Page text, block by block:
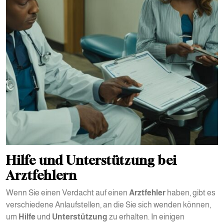
Hilfe und Unterstützung bei
Arztfehlern
Wenn Sie einen Verdacht auf einen Arztfehler haben, gibt es
verschiedene Anlaufstellen, an die Sie sich wenden können,
um Hilfe und Unterstützung zu erhalten. In einigen